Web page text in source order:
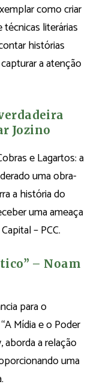
como criar
literárias
histórias
a atenção
Jozino
e Lagartos: a
uma obra-
a história do
uma ameaça
– PCC.
– Noam
para o
Mídia e o Poder
aborda a relação
uma